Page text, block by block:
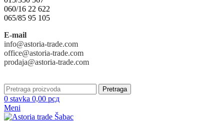
060/16 22 622
065/85 95 105
E-mail
info@astoria-trade.com
office@astoria-trade.com
prodaja@astoria-trade.com
Pretraga
0 stavka 0,00 рсд
Meni